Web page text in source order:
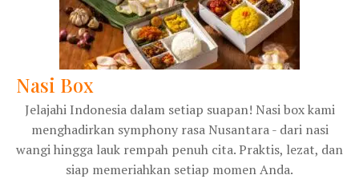
Nasi Box
Jelajahi Indonesia dalam setiap suapan! Nasi box kami
menghadirkan symphony rasa Nusantara - dari nasi
wangi hingga lauk rempah penuh cita. Praktis, lezat, dan
siap memeriahkan setiap momen Anda.